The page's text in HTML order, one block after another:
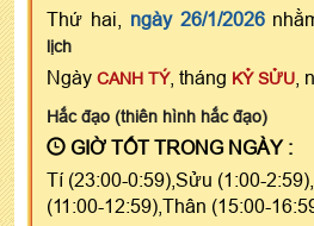
Thứ hai, ngày 26/1/2026
lịch
Ngày CANH TÝ, tháng KỶ SỬU ,
Hắc đạo (thiên hình hắc đạo)
GIỜ TỐT TRONG NGÀY :
Tí (23:00-0:59),Sửu (1:00-
(11:00-12:59),Thân (15:00-